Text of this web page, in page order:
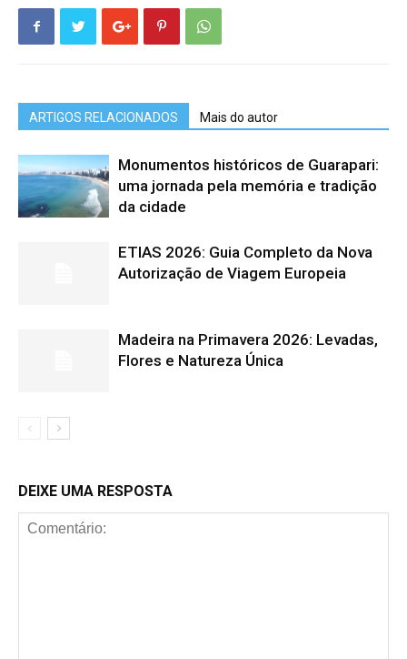
ARTIGOS RELACIONADOS Mais do autor
Monumentos históricos de Guarapari:
uma jornada pela memória e tradição
da cidade
ETIAS 2026: Guia Completo da Nova
Autorização de Viagem Europeia
Madeira na Primavera 2026: Levadas,
Flores e Natureza Única
DEIXE UMA RESPOSTA